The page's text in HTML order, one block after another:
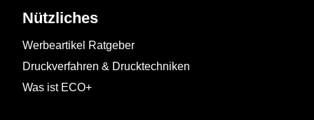
Nützliches
Werbeartikel Ratgeber
Druckverfahren & Drucktechniken
Was ist ECO+